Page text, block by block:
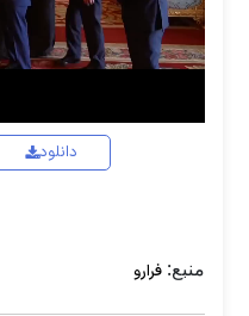
Video
دانلود
منبع: فرارو